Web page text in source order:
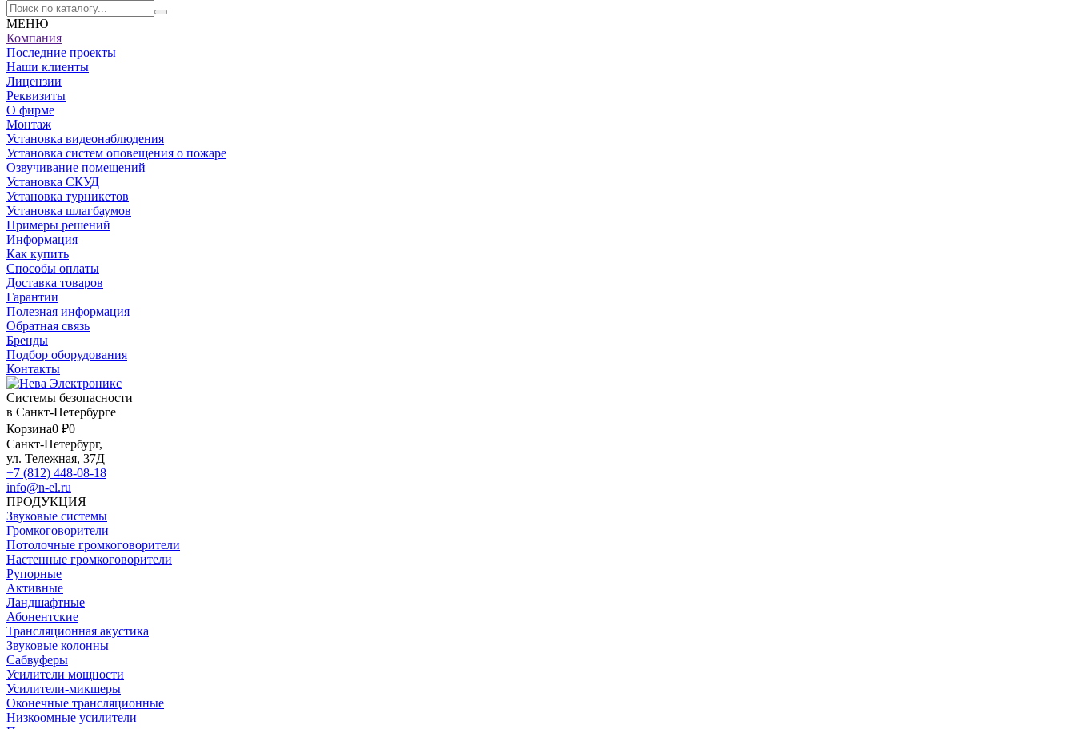
МЕНЮ
Компания
Последние проекты
Наши клиенты
Лицензии
Реквизиты
О фирме
Монтаж
Установка видеонаблюдения
Установка систем оповещения о пожаре
Озвучивание помещений
Установка СКУД
Установка турникетов
Установка шлагбаумов
Примеры решений
Информация
Как купить
Способы оплаты
Доставка товаров
Гарантии
Полезная информация
Обратная связь
Бренды
Подбор оборудования
Контакты
Системы безопасности
в Санкт-Петербурге
Корзина0 ₽0
Санкт-Петербург,
ул. Тележная, 37Д
+7 (812) 448-08-18
info@n-el.ru
ПРОДУКЦИЯ
Звуковые системы
Громкоговорители
Потолочные громкоговорители
Настенные громкоговорители
Рупорные
Активные
Ландшафтные
Абонентские
Трансляционная акустика
Звуковые колонны
Сабвуферы
Усилители мощности
Усилители-микшеры
Оконечные трансляционные
Низкоомные усилители